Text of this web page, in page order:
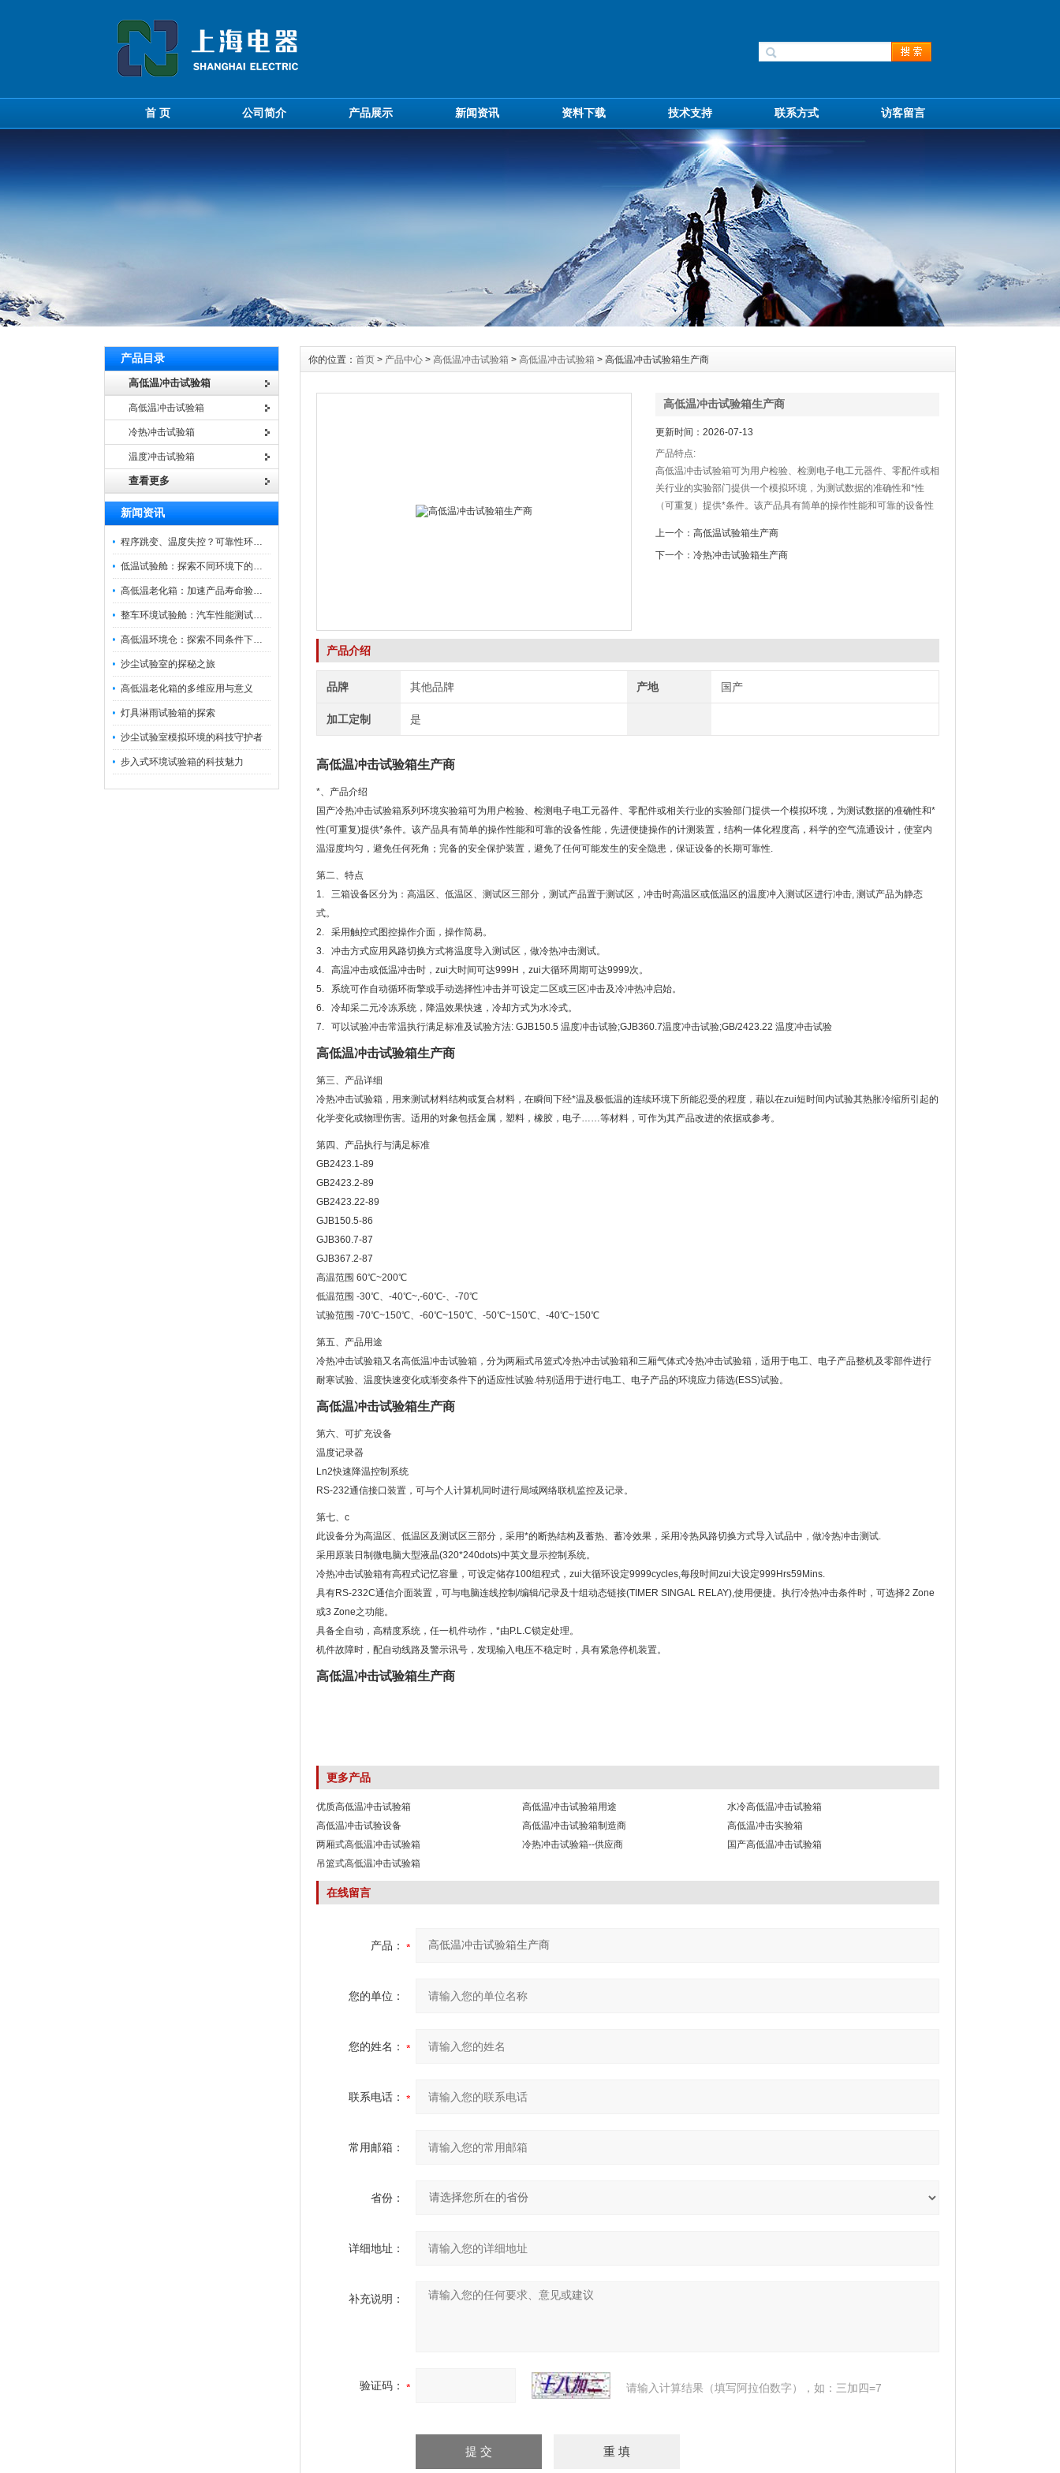
首 页 公司简介 产品展示 新闻资讯 资料下载 技术支持 联系方式 访客留言
产品目录
高低温冲击试验箱
高低温冲击试验箱
冷热冲击试验箱
温度冲击试验箱
查看更多
新闻资讯
程序跳变、温度失控？可靠性环境试验箱控制系统故障处理
低温试验舱：探索不同环境下的科技边界
高低温老化箱：加速产品寿命验证的可靠伙伴
整车环境试验舱：汽车性能测试的设备
高低温环境仓：探索不同条件下的科学奥秘
沙尘试验室的探秘之旅
高低温老化箱的多维应用与意义
灯具淋雨试验箱的探索
沙尘试验室模拟环境的科技守护者
步入式环境试验箱的科技魅力
你的位置： 首页 > 产品中心 > 高低温冲击试验箱 > 高低温冲击试验箱 > 高低温冲击试验箱生产商
高低温冲击试验箱生产商
更新时间：2026-07-13
产品特点:
高低温冲击试验箱可为用户检验、检测电子电工元器件、零配件或相
关行业的实验部门提供一个模拟环境，为测试数据的准确性和*性
（可重复）提供*条件。该产品具有简单的操作性能和可靠的设备性
设计，使室内温湿度均匀，避免任何死角；完备的安全保护装置，避
免了任何可能发生的安全隐患，保证设备的长期可靠性.
上一个： 高低温试验箱生产商
下一个： 冷热冲击试验箱生产商
产品介绍
品牌 其他品牌 产地 国产
加工定制 是
高低温冲击试验箱生产商
*、产品介绍
国产冷热冲击试验箱系列环境实验箱可为用户检验、检测电子电工元器件、零配件或相关行业的实验部门提供一个模拟环境，为测试数据的准确性和*
性(可重复)提供*条件。该产品具有简单的操作性能和可靠的设备性能，先进便捷操作的计测装置，结构一体化程度高，科学的空气流通设计，使室内
温湿度均匀，避免任何死角；完备的安全保护装置，避免了任何可能发生的安全隐患，保证设备的长期可靠性.
第二、特点
1. 三箱设备区分为：高温区、低温区、测试区三部分，测试产品置于测试区，冲击时高温区或低温区的温度冲入测试区进行冲击, 测试产品为静态
式。
2. 采用触控式图控操作介面，操作筒易。
3. 冲击方式应用风路切换方式将温度导入测试区，做冷热冲击测试。
4. 高温冲击或低温冲击时，zui大时间可达999H，zui大循环周期可达9999次。
5. 系统可作自动循环衙擎或手动选择性冲击并可设定二区或三区冲击及冷冲热冲启始。
6. 冷却采二元冷冻系统，降温效果快速，冷却方式为水冷式。
7. 可以试验冲击常温执行满足标准及试验方法: GJB150.5 温度冲击试验;GJB360.7温度冲击试验;GB/2423.22 温度冲击试验
高低温冲击试验箱生产商
第三、产品详细
冷热冲击试验箱，用来测试材料结构或复合材料，在瞬间下经*温及极低温的连续环境下所能忍受的程度，藉以在zui短时间内试验其热胀冷缩所引起的
化学变化或物理伤害。适用的对象包括金属，塑料，橡胶，电子……等材料，可作为其产品改进的依据或参考。
第四、产品执行与满足标准
GB2423.1-89
GB2423.2-89
GB2423.22-89
GJB150.5-86
GJB360.7-87
GJB367.2-87
高温范围 60℃~200℃
低温范围 -30℃、-40℃~,-60℃-、-70℃
试验范围 -70℃~150℃、-60℃~150℃、-50℃~150℃、-40℃~150℃
第五、产品用途
冷热冲击试验箱又名高低温冲击试验箱，分为两厢式吊篮式冷热冲击试验箱和三厢气体式冷热冲击试验箱，适用于电工、电子产品整机及零部件进行
耐寒试验、温度快速变化或渐变条件下的适应性试验.特别适用于进行电工、电子产品的环境应力筛选(ESS)试验。
高低温冲击试验箱生产商
第六、可扩充设备
温度记录器
Ln2快速降温控制系统
RS-232通信接口装置，可与个人计算机同时进行局域网络联机监控及记录。
第七、c
此设备分为高温区、低温区及测试区三部分，采用*的断热结构及蓄热、蓄冷效果，采用冷热风路切换方式导入试品中，做冷热冲击测试.
采用原装日制微电脑大型液晶(320*240dots)中英文显示控制系统。
冷热冲击试验箱有高程式记忆容量，可设定储存100组程式，zui大循环设定9999cycles,每段时间zui大设定999Hrs59Mins.
具有RS-232C通信介面装置，可与电脑连线控制/编辑/记录及十组动态链接(TIMER SINGAL RELAY),使用便捷。执行冷热冲击条件时，可选择2 Zone
或3 Zone之功能。
具备全自动，高精度系统，任一机件动作，*由P.L.C锁定处理。
机件故障时，配自动线路及警示讯号，发现输入电压不稳定时，具有紧急停机装置。
高低温冲击试验箱生产商
更多产品
优质高低温冲击试验箱 高低温冲击试验箱用途
水冷高低温冲击试验箱
高低温冲击试验设备
高低温冲击试验箱制造商
高低温冲击实验箱
两厢式高低温冲击试验箱
冷热冲击试验箱--供应商
国产高低温冲击试验箱
吊篮式高低温冲击试验箱
在线留言
产品：
您的单位：
您的姓名：
联系电话：
常用邮箱：
省份：
详细地址：
补充说明：
验证码： 请输入计算结果（填写阿拉伯数字），如：三加四=7